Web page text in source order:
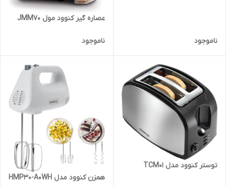
ناموجود
عصاره گیر کنوود مول JMM70
ناموجود
توستر کنوود مدل TCM01
همزن کنوود مدل HMP30-A0WH